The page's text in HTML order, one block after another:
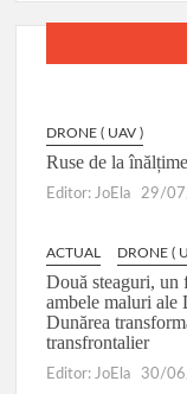
DRONE ( UAV )
Ruse de la
Editor: JoEla 29/
ACTUAL DRONE (
Două steaguri, un
ambele maluri
Dunărea
transfrontalier
Editor: JoEla 30/